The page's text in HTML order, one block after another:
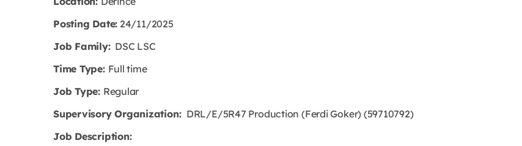
Posting Date: 24/11/2025
Job Family:DSC LSC
Time Type: Full time
Job Type: Regular
Supervisory Organization: DRL/E/5R47 Production (Ferdi Goker) (59710792)
Job Description: